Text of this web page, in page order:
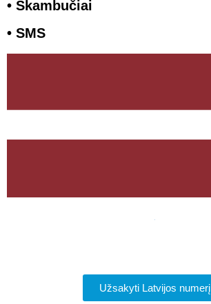
• Skambučiai
• SMS
Užsakyti Latvijos numerį